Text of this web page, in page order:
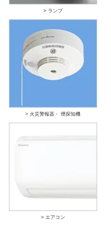
> ランプ
> 火災警報器・ 煙探知機
> エアコン